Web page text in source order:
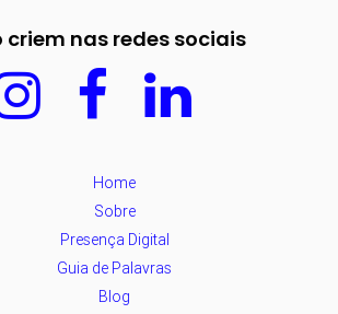
criem nas redes sociais
Home
Sobre
Presença Digital
Guia de Palavras
Blog